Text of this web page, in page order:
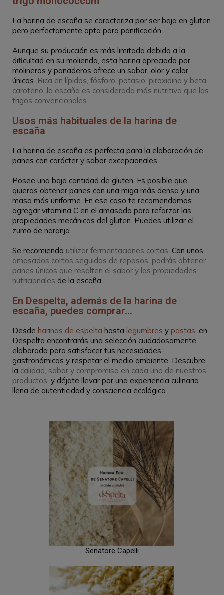
La harina de escaña se caracteriza por ser baja en gluten
pero perfectamente apta para panificación.
Aunque su producción es más limitada debido a la
dificultad en su molienda, esta harina apreciada por
molineros y panaderos ofrece un sabor, olor y color
únicos. Rica en lípidos, fósforo, potasio, piroxidina y beta-
caroteno, la escaña es considerada más nutritiva que los
trigos convencionales.
Usos más habituales de la harina de
escaña
La harina de escaña es perfecta para la elaboración de
panes con carácter y sabor excepcionales.
Posee una baja cantidad de gluten. Es posible que
quieras obtener panes con una miga más densa y una
masa más uniforme. En ese caso te recomendamos
agregar vitamina C en el amasado para reforzar las
propiedades mecánicas del gluten. Puedes utilizar el
zumo de naranja.
Se recomienda utilizar fermentaciones cortas. Con unos
amasados cortos seguidos de reposos, podrás obtener
panes únicos que resalten el sabor y las propiedades
nutricionales de la escaña.
En Despelta, además de la harina de
escaña, puedes comprar...
Desde harinas de espelta hasta legumbres y pastas, en
Despelta encontrarás una selección cuidadosamente
elaborada para satisfacer tus necesidades
gastronómicas y respetar el medio ambiente. Descubre
la calidad, sabor y compromiso en cada uno de nuestros
productos, y déjate llevar por una experiencia culinaria
llena de autenticidad y consciencia ecológica.
Senatore Capelli